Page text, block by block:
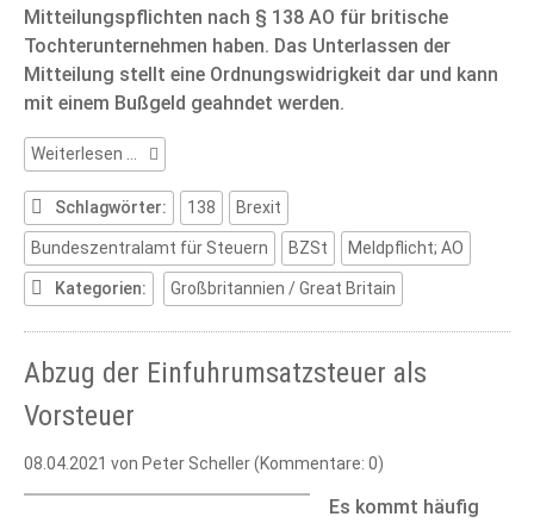
Mitteilungspflichten nach § 138 AO für britische
Tochterunternehmen haben. Das Unterlassen der
Mitteilung stellt eine Ordnungswidrigkeit dar und kann
mit einem Bußgeld geahndet werden.
Weiterlesen … Brexit:
Meldepflicht
für
britische
Beteiligungen
Schlagwörter: 138 Brexit
Bundeszentralamt für Steuern BZSt Meldpflicht; AO
Kategorien: Großbritannien / Great Britain
Abzug der Einfuhrumsatzsteuer als
Vorsteuer
08.04.2021 von Peter Scheller (Kommentare: 0)
Es kommt häufig